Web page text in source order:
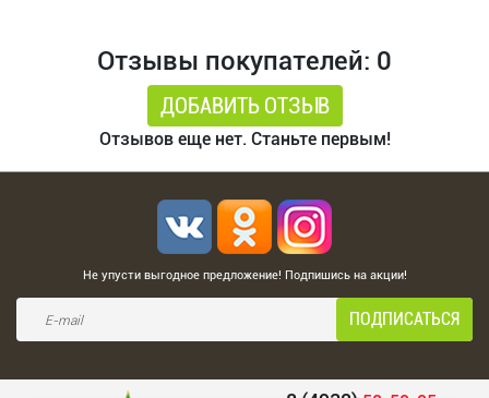
Отзывы покупателей: 0
ДОБАВИТЬ ОТЗЫВ
Отзывов еще нет. Станьте первым!
Не упусти выгодное предложение! Подпишись на акции!